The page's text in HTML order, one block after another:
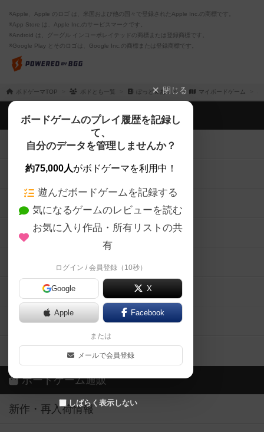
※Apple、Apple のロゴ は、米国および他の国々で登録されたApple Inc.の商標です。
※App Store は、Apple Inc.のサービスマークです。
※Android は、グーグル インコーポレイテッドの商標または登録商標です。
※Google Play とそのロゴは、Google Inc.の商標または登録商標です。
ボドゲーマTOP ボドとも一覧 ぼっど★あくと マイボードゲーム
閉じる
ボードゲームのプレイ履歴を記録し
て、
自分のデータを管理しませんか？
約75,000人がボドゲーマを利用中！
遊んだボードゲームを記録する
気になるゲームのレビューを読む
お気に入り作品・所有リストの共
有
ログイン / 会員登録（10秒）
Google X
Apple Facebook
または
メールで会員登録
しばらく表示しない
ボドゲーマTOP
ボードゲームを検索する
ボードゲームの新着レビュー
ボードゲーム会情報
メカニクス特集
掲示板・トピックス
ボドとも・会員一覧
ボードゲーム業界コラム
ボドゲーマご利用案内
ボードゲーム通販
新作・再入荷情報